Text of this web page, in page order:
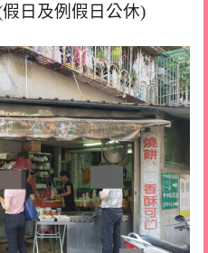
日及例假日公休)